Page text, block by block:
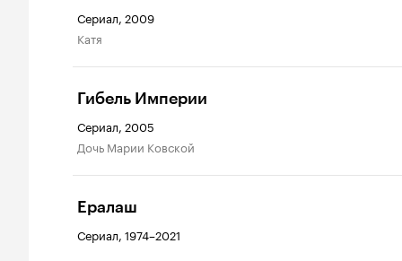
Сериал, 2009
Катя
Гибель Империи
Сериал, 2005
дочь Марии Ковской
Ералаш
Сериал, 1974–2021